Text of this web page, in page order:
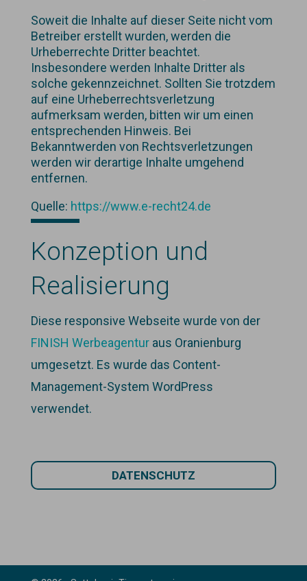
Soweit die Inhalte auf dieser Seite nicht vom
Betreiber erstellt wurden, werden die
Urheberrechte Dritter beachtet.
Insbesondere werden Inhalte Dritter als
solche gekennzeichnet. Sollten Sie trotzdem
auf eine Urheberrechtsverletzung
aufmerksam werden, bitten wir um einen
entsprechenden Hinweis. Bei
Bekanntwerden von Rechtsverletzungen
werden wir derartige Inhalte umgehend
entfernen.
Quelle: https://www.e-recht24.de
Konzeption und
Realisierung
Diese responsive Webseite wurde von der
FINISH Werbeagenturaus Oranienburg
umgesetzt. Es wurde das Content-
Management-System WordPress
verwendet.
DATENSCHUTZ